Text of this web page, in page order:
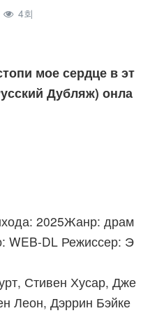
4회
мое сердце в эт
Дубляж) онла
2025Жанр: драм
WEB-DL Режиссер: Э
Стивен Хусар, Дже
Леон, Дэррин Бэйке